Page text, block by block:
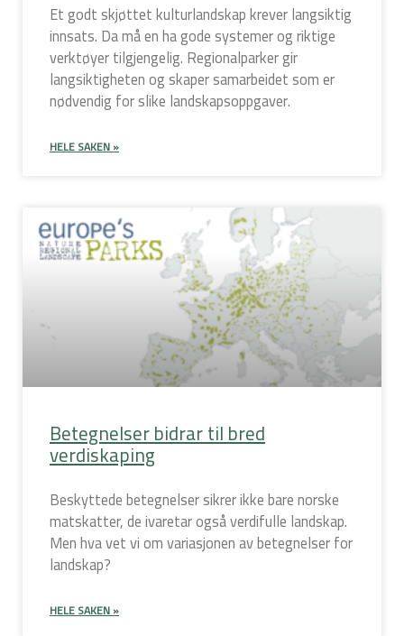
Et godt skjøttet kulturlandskap krever langsiktig
innsats. Da må en ha gode systemer og riktige
verktøyer tilgjengelig. Regionalparker gir
langsiktigheten og skaper samarbeidet som er
nødvendig for slike landskapsoppgaver.
HELE SAKEN »
Betegnelser bidrar til bred
verdiskaping
Beskyttede betegnelser sikrer ikke bare norske
matskatter, de ivaretar også verdifulle landskap.
Men hva vet vi om variasjonen av betegnelser for
landskap?
HELE SAKEN »